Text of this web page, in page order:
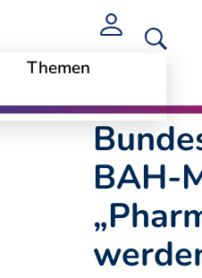
Themen
BAH-